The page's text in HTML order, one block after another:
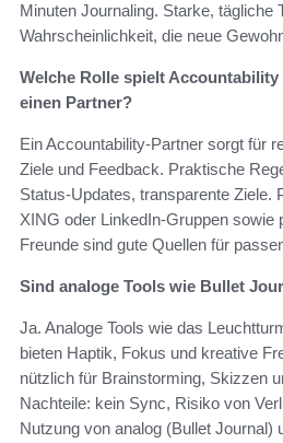
Minuten Journaling. Starke, tägliche
Wahrscheinlichkeit, die neue
Welche Rolle spielt
einen Partner?
Ein Accountability-Partner sorgt für
Ziele und Feedback. Praktische
Status-Updates, transparente Ziele.
XING oder LinkedIn-Gruppen sowie
Freunde sind gute Quellen für
Sind analoge Tools wie Bullet
Ja. Analoge Tools wie das
bieten Haptik, Fokus und kreative
nützlich für Brainstorming, Skizzen
Nachteile: kein Sync, Risiko von
Nutzung von analog (Bullet Journal)